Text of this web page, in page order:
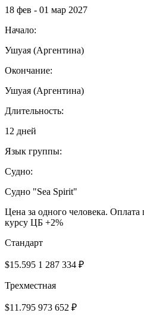
18 фев - 01 мар 2027
Начало:
Ушуая (Аргентина)
Окончание:
Ушуая (Аргентина)
Длительность:
12 дней
Язык группы:
Судно:
Cудно "Sea Spirit"
Цена за одного человека. Оплата
курсу ЦБ +2%
Cтандарт
$15.595 1 287 334 ₽
Трехместная
$11.795 973 652 ₽